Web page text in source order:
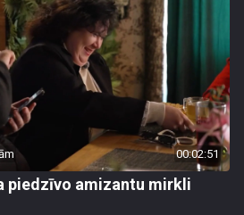
00:02:51
piedzīvo amizantu mirkli